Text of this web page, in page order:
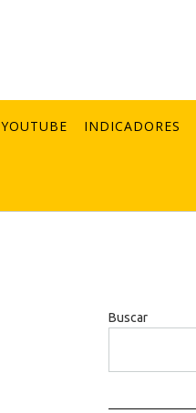
YOUTUBE INDICADORES
Buscar